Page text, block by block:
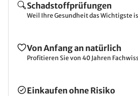
Schadstoffprüfungen
Weil Ihre Gesundheit das Wichtigste
Von Anfang an natürlich
Profitieren Sie von 40 Jahren
Einkaufen ohne Risiko